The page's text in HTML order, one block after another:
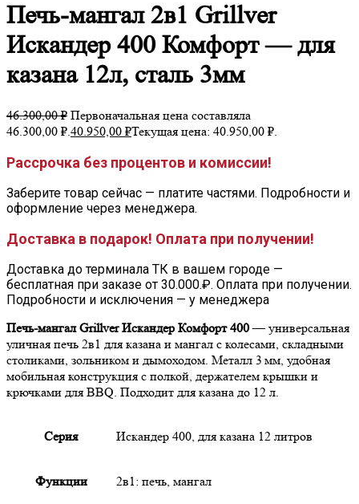
Печь-мангал 2в1 Grillver
Искандер 400 Комфорт — для
казана 12л, сталь 3мм
46.300,00₽ Первоначальная цена составляла
46.300,00 ₽.40.950,00 ₽Текущая цена: 40.950,00 ₽.
Рассрочка без процентов и комиссии!
Заберите товар сейчас — платите частями. Подробности и
оформление через менеджера.
Доставка в подарок! Оплата при получении!
Доставка до терминала ТК в вашем городе —
бесплатная при заказе от 30.000.₽. Оплата при получении.
Подробности и исключения — у менеджера
Печь-мангал Grillver Искандер Комфорт 400— универсальная
уличная печь 2в1 для казана и мангал с колесами, складными
столиками, зольником и дымоходом. Металл 3 мм, удобная
мобильная конструкция с полкой, держателем крышки и
крючками для BBQ. Подходит для казана до 12 л.
Серия Искандер 400, для казана 12 литров
Функции 2в1: печь, мангал